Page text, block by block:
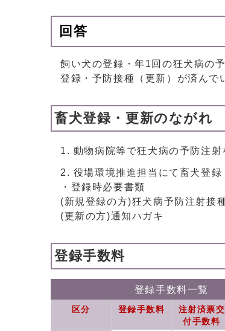
回答
飼い犬の登録・年1回の狂犬病の
登録・予防接種（更新）が済んで
畜犬登録・更新のながれ
動物病院等で狂犬病の予防注射
役場環境推進担当にて畜犬登録
・登録時必要書類
(新規登録の方)狂犬病予防注射接
(更新の方)通知ハガキ
登録手数料
登録手数料一覧
区分 登録手数料
注射済票交
付手数料